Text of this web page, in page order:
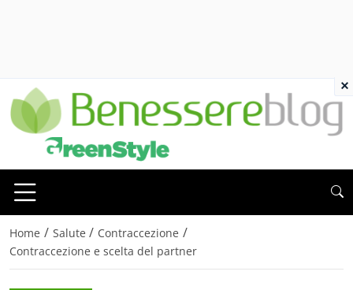
Home / Salute / Contraccezione /
Contraccezione e scelta del partner
×